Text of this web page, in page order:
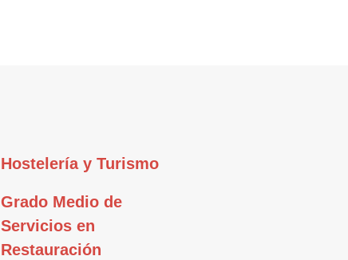
Hostelería y Turismo
Grado Medio de
Servicios en
Restauración